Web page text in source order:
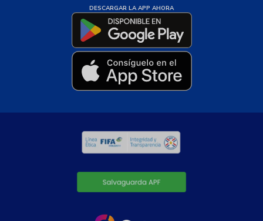
DESCARGAR LA APP AHORA